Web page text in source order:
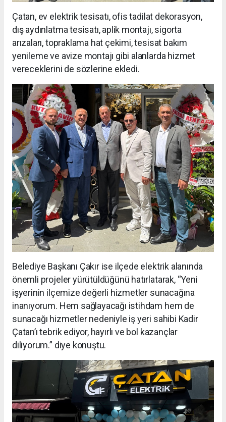
Çatan, ev elektrik tesisatı, ofis tadilat dekorasyon,
dış aydınlatma tesisatı, aplik montajı, sigorta
arızaları, topraklama hat çekimi, tesisat bakım
yenileme ve avize montajı gibi alanlarda hizmet
vereceklerini de sözlerine ekledi.
Belediye Başkanı Çakır ise ilçede elektrik alanında
önemli projeler yürütüldüğünü hatırlatarak, “Yeni
işyerinin ilçemize değerli hizmetler sunacağına
inanıyorum. Hem sağlayacağı istihdam hem de
sunacağı hizmetler nedeniyle iş yeri sahibi Kadir
Çatan’ı tebrik ediyor, hayırlı ve bol kazançlar
diliyorum.” diye konuştu.